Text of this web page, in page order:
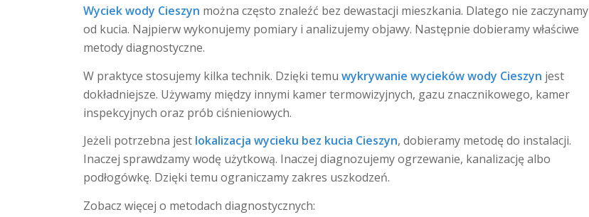
Wyciek wody Cieszyn można często znaleźć bez dewastacji mieszkania. Dlatego nie zaczynamy
od kucia. Najpierw wykonujemy pomiary i analizujemy objawy. Następnie dobieramy właściwe
metody diagnostyczne.
W praktyce stosujemy kilka technik. Dzięki temuwykrywanie wycieków wody Cieszyn jest
dokładniejsze. Używamy między innymi kamer termowizyjnych, gazu znacznikowego, kamer
inspekcyjnych oraz prób ciśnieniowych.
Jeżeli potrzebna jest lokalizacja wycieku bez kucia Cieszyn, dobieramy metodę do instalacji.
Inaczej sprawdzamy wodę użytkową. Inaczej diagnozujemy ogrzewanie, kanalizację albo
podłogówkę. Dzięki temu ograniczamy zakres uszkodzeń.
Zobacz więcej o metodach diagnostycznych: